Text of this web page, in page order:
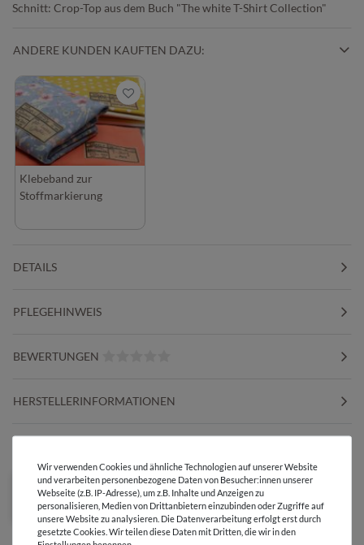
Schnitt: Crop-Top aus dem Buch "The white T-Shirt Collection"
ANDERE KUNDEN KAUFTEN DAZU:
Klebeband zur
Stoffmarkierung
DETAILS
PFLEGEHINWEIS
BEWERTUNGEN
HERSTELLERINFORMATIONEN
Wir verwenden Cookies und ähnliche Technologien auf unserer Website
und verarbeiten personenbezogene Daten von Besucher:innen unserer
Webseite (z.B. IP-Adresse), um z.B. Inhalte und Anzeigen zu
personalisieren, Medien von Drittanbietern einzubinden oder Zugriffe auf
unsere Website zu analysieren. Die Datenverarbeitung erfolgt erst durch
gesetzte Cookies. Wir teilen diese Daten mit Dritten, die wir in den